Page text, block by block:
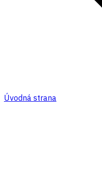
Úvodná strana